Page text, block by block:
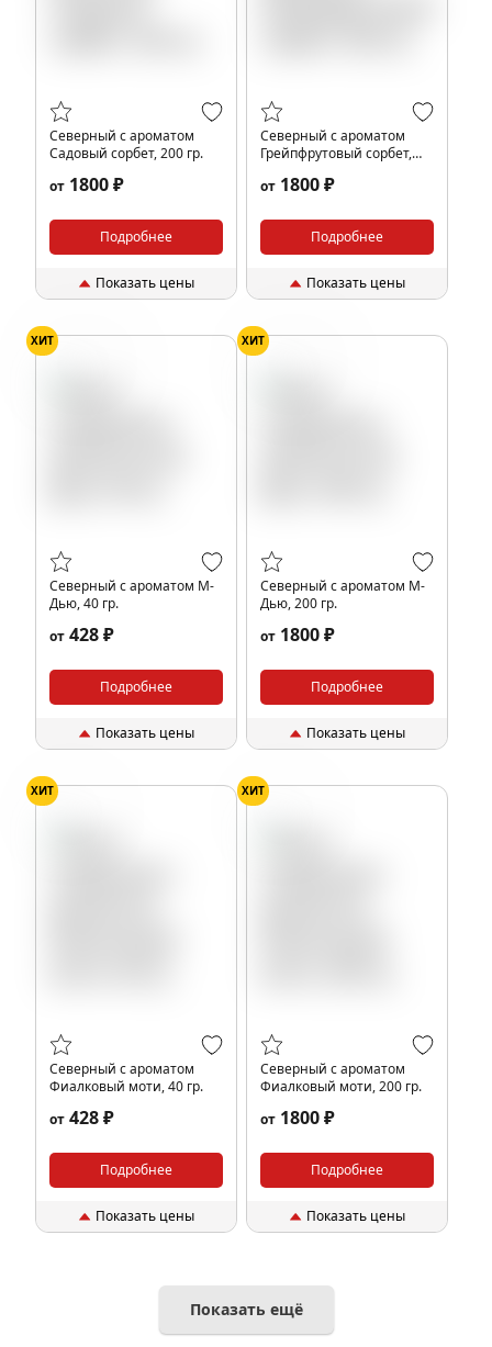
Северный с ароматом
Садовый сорбет, 200 гр.
от 1800 ₽
Подробнее
Показать цены
Северный с ароматом
Грейпфрутовый сорбет,
от 1800 ₽
Подробнее
Показать цены
ХИТ
Северный с ароматом М-
Дью, 40 гр.
от 428 ₽
Подробнее
Показать цены
ХИТ
Северный с ароматом М-
Дью, 200 гр.
от 1800 ₽
Подробнее
Показать цены
ХИТ
Северный с ароматом
Фиалковый моти, 40 гр.
от 428 ₽
Подробнее
Показать цены
ХИТ
Северный с ароматом
Фиалковый моти, 200 гр.
от 1800 ₽
Подробнее
Показать цены
Показать ещё